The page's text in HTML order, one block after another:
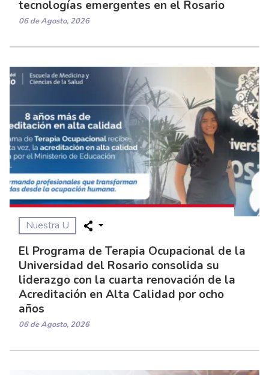
tecnologías emergentes en el Rosario
06 de Agosto, 2026
Nuestra U
El Programa de Terapia Ocupacional de la
Universidad del Rosario consolida su
liderazgo con la cuarta renovación de la
Acreditación en Alta Calidad por ocho
años
06 de Agosto, 2026